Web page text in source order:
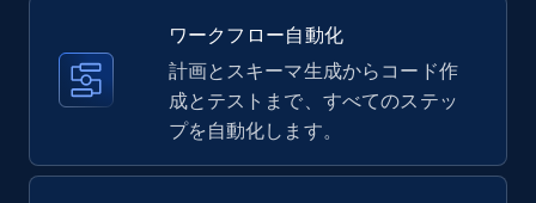
35.2K+ 5.7K+ 無料トライアル
ワークフロー自動化
計画とスキーマ生成からコード作
成とテストまで、すべてのステッ
プを自動化します。